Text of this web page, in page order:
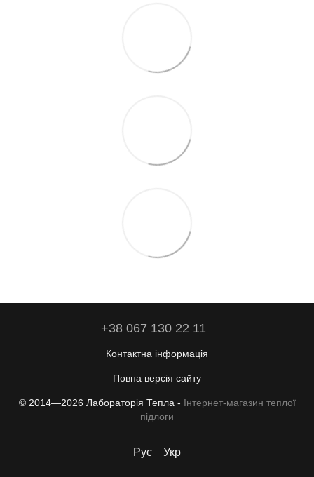
+38 067 130 22 11
Контактна інформація
Повна версія сайту
© 2014—2026 Лабораторія Тепла - Інтернет-магазин теплої
підлоги
Рус Укр